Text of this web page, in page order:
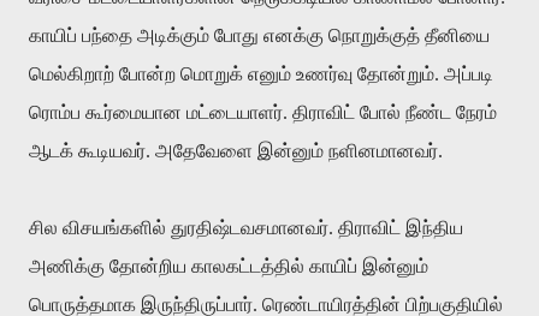
காயிப் பந்தை அடிக்கும் போது எனக்கு நொறுக்குத் தீனியை
மெல்கிறாற் போன்ற மொறுக் எனும் உணர்வு தோன்றும். அப்படி
ரொம்ப கூர்மையான மட்டையாளர். திராவிட் போல் நீண்ட நேரம்
ஆடக் கூடியவர். அதேவேளை இன்னும் நளினமானவர்.
சில விசயங்களில் துரதிஷ்டவசமானவர். திராவிட் இந்திய
அணிக்கு தோன்றிய காலகட்டத்தில் காயிப் இன்னும்
பொருத்தமாக இருந்திருப்பார். ரெண்டாயிரத்தின் பிற்பகுதியில்